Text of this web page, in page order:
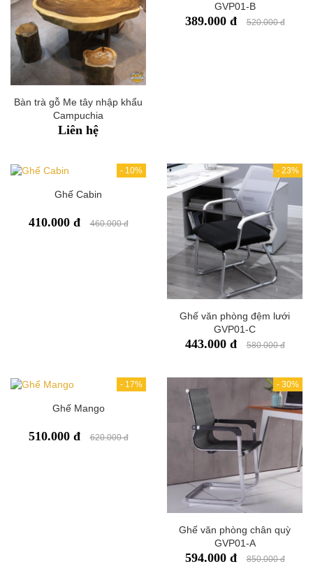
Bàn trà gỗ Me tây nhập khẩu
Campuchia
Liên hệ
GVP01-B
389.000 đ 520.000 đ
- 10%
Ghế Cabin
410.000 đ 460.000 đ
- 23%
Ghế văn phòng đệm lưới
GVP01-C
443.000 đ 580.000 đ
- 17%
Ghế Mango
510.000 đ 620.000 đ
- 30%
Ghế văn phòng chân quỳ
GVP01-A
594.000 đ 850.000 đ